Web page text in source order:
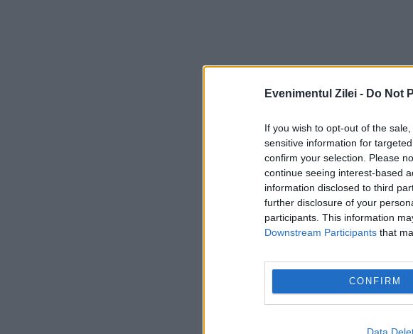
Evenimentul Zilei - Do Not
If you wish to opt-out of the
sensitive information for
confirm your selection. Please
continue seeing interest-based
information disclosed to third
further disclosure of your
participants. This information
Downstream Participants that
CONFIRM
Data